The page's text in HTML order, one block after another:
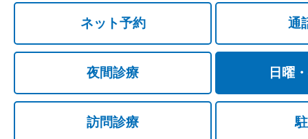
ネット予約 通
夜間診療 日曜
訪問診療